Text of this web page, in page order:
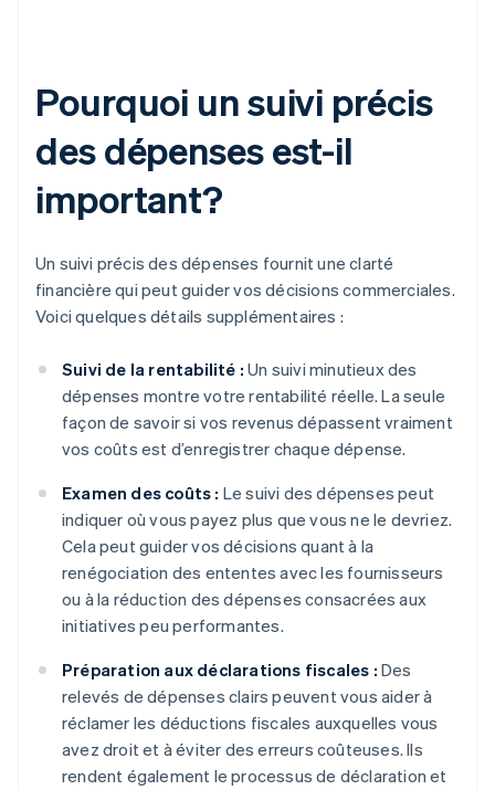
Pourquoi un suivi précis
des dépenses est-il
important?
Un suivi précis des dépenses fournit une clarté
financière qui peut guider vos décisions commerciales.
Voici quelques détails supplémentaires :
Suivi de la rentabilité : Un suivi minutieux des
dépenses montre votre rentabilité réelle. La seule
façon de savoir si vos revenus dépassent vraiment
vos coûts est d’enregistrer chaque dépense.
Examen des coûts : Le suivi des dépenses peut
indiquer où vous payez plus que vous ne le devriez.
Cela peut guider vos décisions quant à la
renégociation des ententes avec les fournisseurs
ou à la réduction des dépenses consacrées aux
initiatives peu performantes.
Préparation aux déclarations fiscales : Des
relevés de dépenses clairs peuvent vous aider à
réclamer les déductions fiscales auxquelles vous
avez droit et à éviter des erreurs coûteuses. Ils
rendent également le processus de déclaration et